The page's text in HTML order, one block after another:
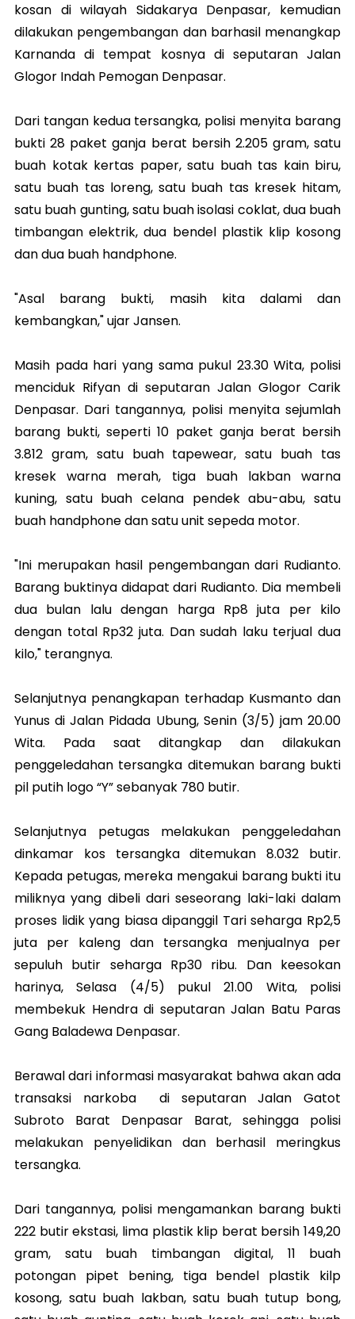
kosan di wilayah Sidakarya Denpasar, kemudian
dilakukan pengembangan dan barhasil menangkap
Karnanda di tempat kosnya di seputaran Jalan
Glogor Indah Pemogan Denpasar.
Dari tangan kedua tersangka, polisi menyita barang
bukti 28 paket ganja berat bersih 2.205 gram, satu
buah kotak kertas paper, satu buah tas kain biru,
satu buah tas loreng, satu buah tas kresek hitam,
satu buah gunting, satu buah isolasi coklat, dua buah
timbangan elektrik, dua bendel plastik klip kosong
dan dua buah handphone.
"Asal barang bukti, masih kita dalami dan
kembangkan," ujar Jansen.
Masih pada hari yang sama pukul 23.30 Wita, polisi
menciduk Rifyan di seputaran Jalan Glogor Carik
Denpasar. Dari tangannya, polisi menyita sejumlah
barang bukti, seperti 10 paket ganja berat bersih
3.812 gram, satu buah tapewear, satu buah tas
kresek warna merah, tiga buah lakban warna
kuning, satu buah celana pendek abu-abu, satu
buah handphone dan satu unit sepeda motor.
"Ini merupakan hasil pengembangan dari Rudianto.
Barang buktinya didapat dari Rudianto. Dia membeli
dua bulan lalu dengan harga Rp8 juta per kilo
dengan total Rp32 juta. Dan sudah laku terjual dua
kilo," terangnya.
Selanjutnya penangkapan terhadap Kusmanto dan
Yunus di Jalan Pidada Ubung, Senin (3/5) jam 20.00
Wita. Pada saat ditangkap dan dilakukan
penggeledahan tersangka ditemukan barang bukti
pil putih logo “Y” sebanyak 780 butir.
Selanjutnya petugas melakukan penggeledahan
dinkamar kos tersangka ditemukan 8.032 butir.
Kepada petugas, mereka mengakui barang bukti itu
miliknya yang dibeli dari seseorang laki-laki dalam
proses lidik yang biasa dipanggil Tari seharga Rp2,5
juta per kaleng dan tersangka menjualnya per
sepuluh butir seharga Rp30 ribu. Dan keesokan
harinya, Selasa (4/5) pukul 21.00 Wita, polisi
membekuk Hendra di seputaran Jalan Batu Paras
Gang Baladewa Denpasar.
Berawal dari informasi masyarakat bahwa akan ada
transaksi narkoba di seputaran Jalan Gatot
Subroto Barat Denpasar Barat, sehingga polisi
melakukan penyelidikan dan berhasil meringkus
tersangka.
Dari tangannya, polisi mengamankan barang bukti
222 butir ekstasi, lima plastik klip berat bersih 149,20
gram, satu buah timbangan digital, 11 buah
potongan pipet bening, tiga bendel plastik kilp
kosong, satu buah lakban, satu buah tutup bong,